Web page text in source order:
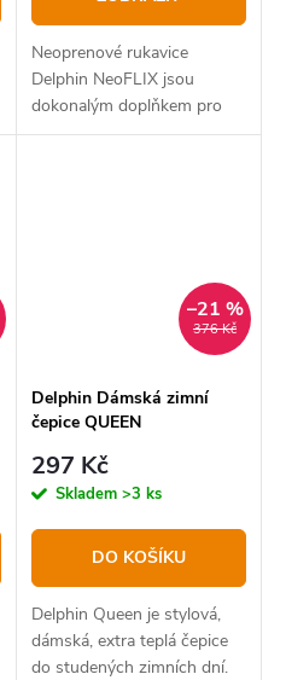
Neoprenové rukavice
Delphin NeoFLIX jsou
dokonalým doplňkem pro
zachování rukou v teple a
376 Kč
–21 %
Delphin Dámská zimní
čepice QUEEN
297 Kč
Skladem >3 ks
DO KOŠÍKU
Delphin Queen je stylová,
dámská, extra teplá čepice
do studených zimních dní.